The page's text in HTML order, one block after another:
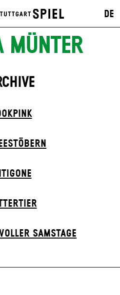
DE
MÜNTER
SAMSTAGE